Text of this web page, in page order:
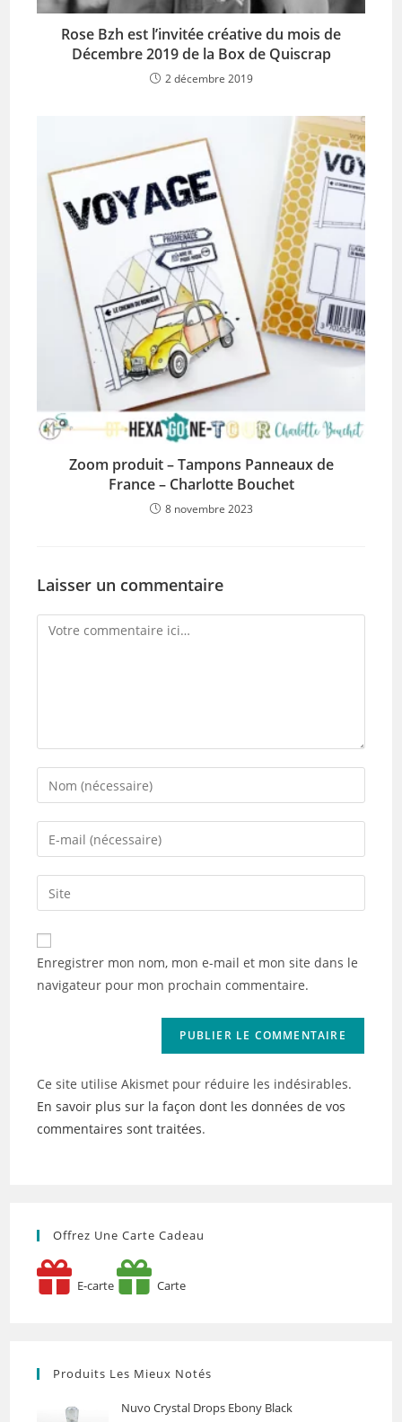
Rose Bzh est l’invitée créative du mois de
Décembre 2019 de la Box de Quiscrap
2 décembre 2019
Zoom produit – Tampons Panneaux de
France – Charlotte Bouchet
8 novembre 2023
Laisser un commentaire
Comment
Enter
your
name
comment
Enter
your
email
address
comment
Saisir
l’URL
de
votre
(facultatif)
Enregistrer mon nom, mon e-mail et mon site dans le
navigateur pour mon prochain commentaire.
Ce site utilise Akismet pour réduire les indésirables.
En savoir plus sur la façon dont les données de vos
commentaires sont traitées.
Offrez Une Carte Cadeau
E-carte Carte
Produits Les Mieux Notés
Nuvo Crystal Drops Ebony Black